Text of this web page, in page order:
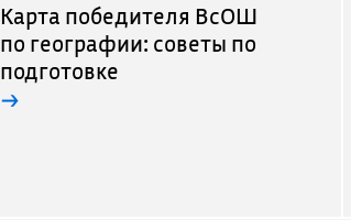
Карта победителя ВсОШ
по географии: советы по
подготовке
→